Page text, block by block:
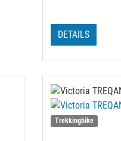
DETAILS
Trekkingbike